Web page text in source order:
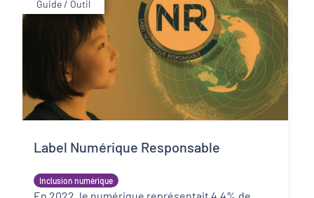
Guide / Outil
Inclusion numérique
Label Numérique Responsable